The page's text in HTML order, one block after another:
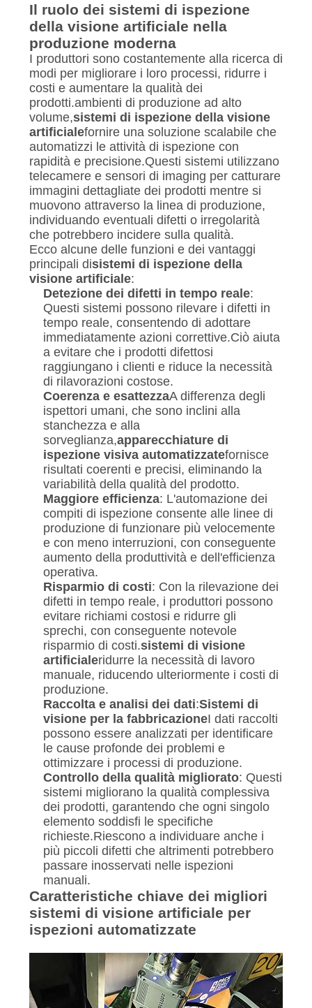
Il ruolo dei sistemi di ispezione
della visione artificiale nella
produzione moderna
I produttori sono costantemente alla ricerca di
modi per migliorare i loro processi, ridurre i
costi e aumentare la qualità dei
prodotti.ambienti di produzione ad alto
volume,sistemi di ispezione della visione
artificialefornire una soluzione scalabile che
automatizzi le attività di ispezione con
rapidità e precisione.Questi sistemi utilizzano
telecamere e sensori di imaging per catturare
immagini dettagliate dei prodotti mentre si
muovono attraverso la linea di produzione,
individuando eventuali difetti o irregolarità
che potrebbero incidere sulla qualità.
Ecco alcune delle funzioni e dei vantaggi
principali disistemi di ispezione della
visione artificiale:
Detezione dei difetti in tempo reale:
Questi sistemi possono rilevare i difetti in
tempo reale, consentendo di adottare
immediatamente azioni correttive.Ciò aiuta
a evitare che i prodotti difettosi
raggiungano i clienti e riduce la necessità
di rilavorazioni costose.
Coerenza e esattezzaA differenza degli
ispettori umani, che sono inclini alla
stanchezza e alla
sorveglianza,apparecchiature di
ispezione visiva automatizzatefornisce
risultati coerenti e precisi, eliminando la
variabilità della qualità del prodotto.
Maggiore efficienza: L'automazione dei
compiti di ispezione consente alle linee di
produzione di funzionare più velocemente
e con meno interruzioni, con conseguente
aumento della produttività e dell'efficienza
operativa.
Risparmio di costi: Con la rilevazione dei
difetti in tempo reale, i produttori possono
evitare richiami costosi e ridurre gli
sprechi, con conseguente notevole
risparmio di costi.sistemi di visione
artificialeridurre la necessità di lavoro
manuale, riducendo ulteriormente i costi di
produzione.
Raccolta e analisi dei dati:Sistemi di
visione per la fabbricazioneI dati raccolti
possono essere analizzati per identificare
le cause profonde dei problemi e
ottimizzare i processi di produzione.
Controllo della qualità migliorato: Questi
sistemi migliorano la qualità complessiva
dei prodotti, garantendo che ogni singolo
elemento soddisfi le specifiche
richieste.Riescono a individuare anche i
più piccoli difetti che altrimenti potrebbero
passare inosservati nelle ispezioni
manuali.
Caratteristiche chiave dei migliori
sistemi di visione artificiale per
ispezioni automatizzate